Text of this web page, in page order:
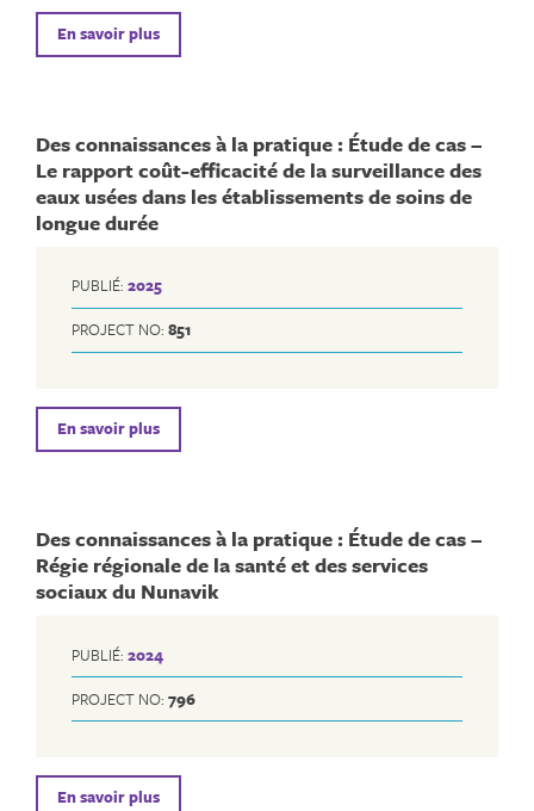
En savoir plus
Des connaissances à la pratique : Étude de cas –
Le rapport coût-efficacité de la surveillance des
eaux usées dans les établissements de soins de
longue durée
PUBLIÉ: 2025
PROJECT NO: 851
En savoir plus
Des connaissances à la pratique : Étude de cas –
Régie régionale de la santé et des services
sociaux du Nunavik
PUBLIÉ: 2024
PROJECT NO: 796
En savoir plus